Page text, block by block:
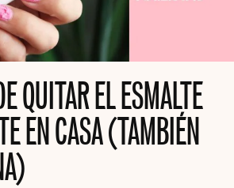
QUITAR EL ESMALTE
EN CASA (TAMBIÉN